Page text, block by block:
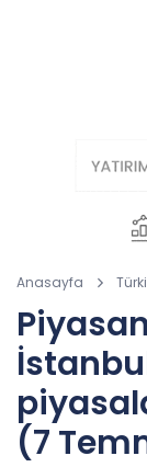
Anasayfa
(7